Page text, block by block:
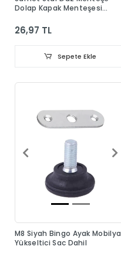
Dolap Kapak Menteşesi
26,97 TL
Sepete Ekle
M8 Siyah Bingo Ayak Mobilya
Yükseltici Sac Dahil